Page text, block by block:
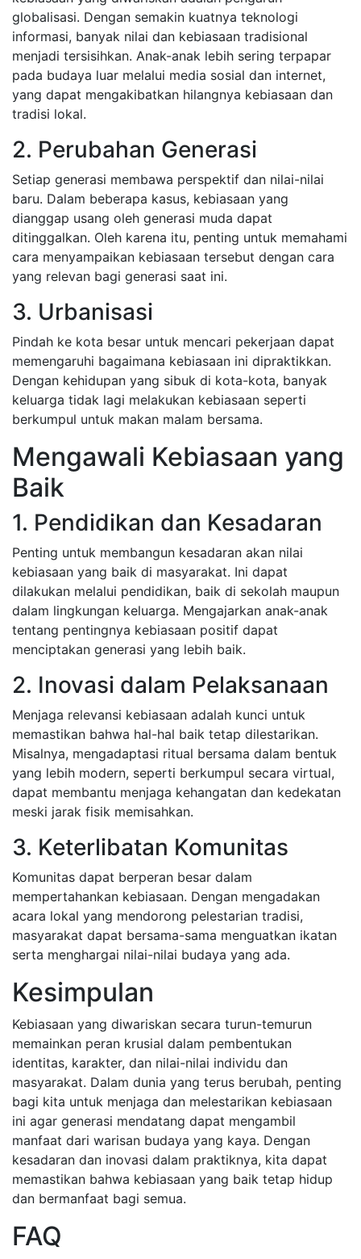
globalisasi. Dengan semakin kuatnya teknologi
informasi, banyak nilai dan kebiasaan tradisional
menjadi tersisihkan. Anak-anak lebih sering terpapar
pada budaya luar melalui media sosial dan internet,
yang dapat mengakibatkan hilangnya kebiasaan dan
tradisi lokal.
2. Perubahan Generasi
Setiap generasi membawa perspektif dan nilai-nilai
baru. Dalam beberapa kasus, kebiasaan yang
dianggap usang oleh generasi muda dapat
ditinggalkan. Oleh karena itu, penting untuk memahami
cara menyampaikan kebiasaan tersebut dengan cara
yang relevan bagi generasi saat ini.
3. Urbanisasi
Pindah ke kota besar untuk mencari pekerjaan dapat
memengaruhi bagaimana kebiasaan ini dipraktikkan.
Dengan kehidupan yang sibuk di kota-kota, banyak
keluarga tidak lagi melakukan kebiasaan seperti
berkumpul untuk makan malam bersama.
Mengawali Kebiasaan yang
Baik
1. Pendidikan dan Kesadaran
Penting untuk membangun kesadaran akan nilai
kebiasaan yang baik di masyarakat. Ini dapat
dilakukan melalui pendidikan, baik di sekolah maupun
dalam lingkungan keluarga. Mengajarkan anak-anak
tentang pentingnya kebiasaan positif dapat
menciptakan generasi yang lebih baik.
2. Inovasi dalam Pelaksanaan
Menjaga relevansi kebiasaan adalah kunci untuk
memastikan bahwa hal-hal baik tetap dilestarikan.
Misalnya, mengadaptasi ritual bersama dalam bentuk
yang lebih modern, seperti berkumpul secara virtual,
dapat membantu menjaga kehangatan dan kedekatan
meski jarak fisik memisahkan.
3. Keterlibatan Komunitas
Komunitas dapat berperan besar dalam
mempertahankan kebiasaan. Dengan mengadakan
acara lokal yang mendorong pelestarian tradisi,
masyarakat dapat bersama-sama menguatkan ikatan
serta menghargai nilai-nilai budaya yang ada.
Kesimpulan
Kebiasaan yang diwariskan secara turun-temurun
memainkan peran krusial dalam pembentukan
identitas, karakter, dan nilai-nilai individu dan
masyarakat. Dalam dunia yang terus berubah, penting
bagi kita untuk menjaga dan melestarikan kebiasaan
ini agar generasi mendatang dapat mengambil
manfaat dari warisan budaya yang kaya. Dengan
kesadaran dan inovasi dalam praktiknya, kita dapat
memastikan bahwa kebiasaan yang baik tetap hidup
dan bermanfaat bagi semua.
FAQ